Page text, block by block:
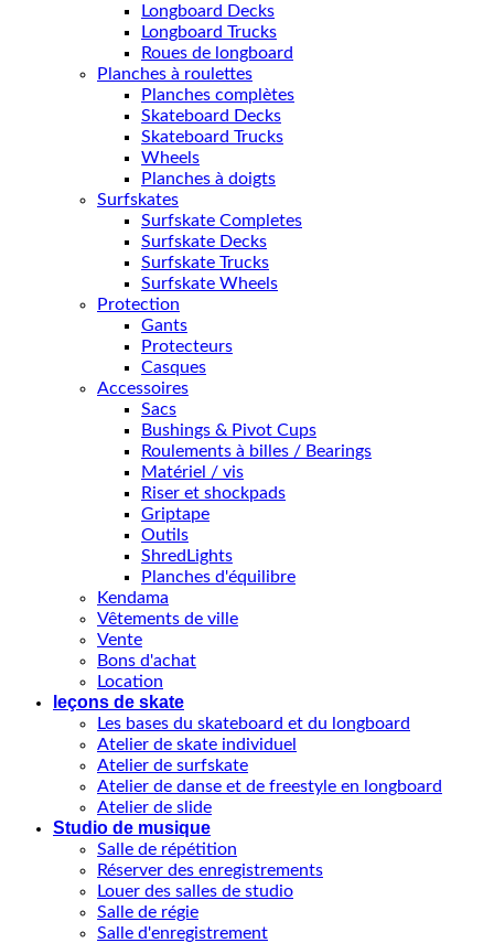
Longboard Decks
Longboard Trucks
Roues de longboard
Planches à roulettes
Planches complètes
Skateboard Decks
Skateboard Trucks
Wheels
Planches à doigts
Surfskates
Surfskate Completes
Surfskate Decks
Surfskate Trucks
Surfskate Wheels
Protection
Gants
Protecteurs
Casques
Accessoires
Sacs
Bushings & Pivot Cups
Roulements à billes / Bearings
Matériel / vis
Riser et shockpads
Griptape
Outils
ShredLights
Planches d'équilibre
Kendama
Vêtements de ville
Vente
Bons d'achat
Location
leçons de skate
Les bases du skateboard et du longboard
Atelier de skate individuel
Atelier de surfskate
Atelier de danse et de freestyle en longboard
Atelier de slide
Studio de musique
Salle de répétition
Réserver des enregistrements
Louer des salles de studio
Salle de régie
Salle d'enregistrement